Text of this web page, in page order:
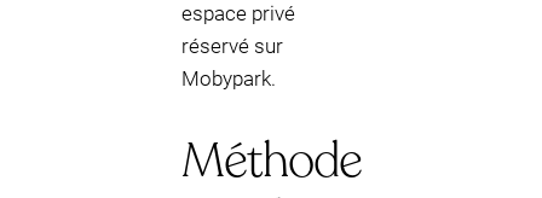
espace privé
réservé sur
Mobypark.
Méthode